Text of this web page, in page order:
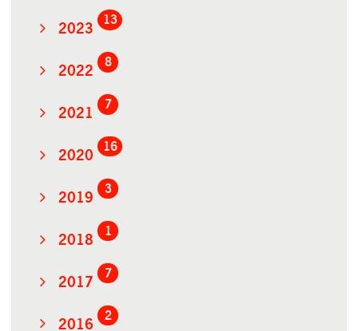
2023
13
2022
8
2021
7
2020
16
2019
3
2018
1
2017
7
2016
2